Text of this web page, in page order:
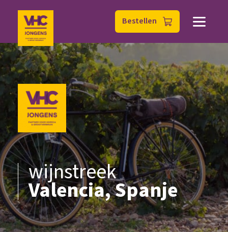
Bestellen
wijnstreek
Valencia, Spanje